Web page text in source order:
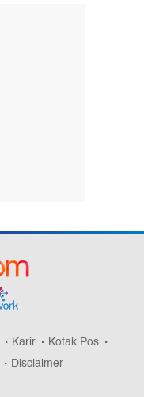
Karir
Kotak Pos
Disclaimer